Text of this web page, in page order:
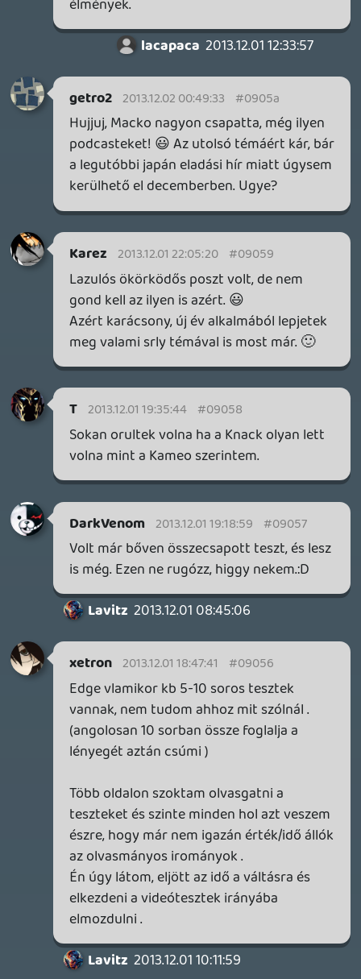
érdekli, hogy ezután a lap hogyan
értékelte a játékot, de neki meg ideje nincs
a játékról megjelent összes cikket
elolvasni. Neki is jó, hogy a cikk végén
Sunny0402 2013.12.01 15:35:28 #09051
Lavitz for president!
slickadam 2013.12.01 15:26:14 #09050
majd potoljatok 🙂
TomFace 2013.12.01 15:22:02 #0904z
Köszönet a letöltési linkért újfent, iOS-en
jól jön 🙂
keviny 2013.12.01 14:30:28 #0904y
Szőrmadarakat a nextgen gamerre! Plíz!
Lavitz is akarja!
zsozsa 2013.12.01 14:22:57 #0904x
Jó is a Ryse!
dreampage 2013.12.01 13:09:55
siklara 2013.12.01 13:13:35 #0904w
Bocsánat. 😞
Utólag rájöttem, hogy jobb lett volna
kihagynom ezt a novemberi podcastet,
mert a náthától agyilag eléggé zokni
voltam és sok okosat most tényleg nem
tudtam hozzátenni az elhangzottakhoz.
Na majd legközelebb. 🙂
slickadam 2013.12.01 10:20:29
dreampage 2013.12.01 13:09:55 #0904v
A nyitócímekhez:
A Kameo és a PGR 3 tényleg olyan játékok,
amiket a mai napig emlegetünk, és
abszolút pozitív módon. A PGR 3-nál
leginkább a közösség volt az újdonság (az
a rengeteg online verseny magyarokkal, a
"megfigyelő mód", a mai napig emlékszem
rá, milyen jókat mentünk ott), a Kameo
pedig hihetetlenül varázslatos volt. Steve
Burke zenéje, azok a színes-szagos
helyszínek, a karakterek, igazi mesevilág,
szerintem a Nintendo utáni Rare "legrare-
esebb" játéka azóta is.